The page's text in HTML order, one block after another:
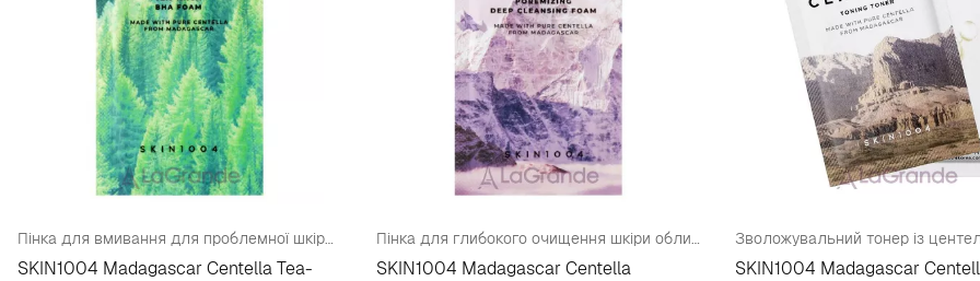
Пінка для вмивання для проблемної шкіри (пробник)
SKIN1004 Madagascar Centella Tea-
Пінка для глибокого очищення шкіри обличчя ( пробник )
SKIN1004 Madagascar Centella
SKIN1004 Madagascar